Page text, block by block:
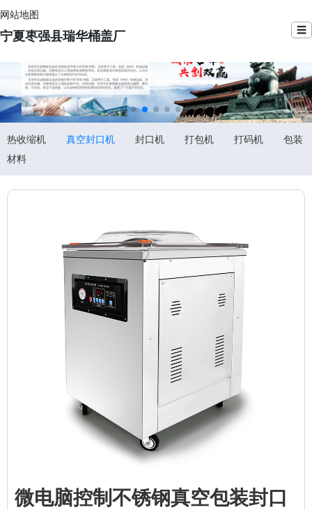
网站地图
宁夏枣强县瑞华桶盖厂 ☰
热收缩机 真空封口机 封口机 打包机 打码机
包装
材料
微电脑控制不锈钢真空包装封口